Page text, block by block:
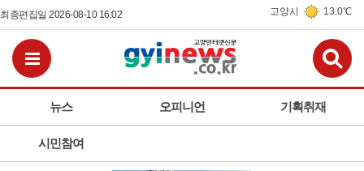
최종편집일 2026-08-10 16:02 고양시 13.0℃
뉴스 오피니언 기획취재
시민참여